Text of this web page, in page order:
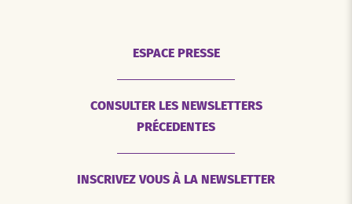
ESPACE PRESSE
CONSULTER LES NEWSLETTERS
PRÉCEDENTES
INSCRIVEZ VOUS À LA NEWSLETTER